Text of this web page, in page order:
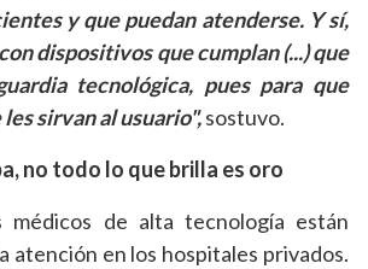
y que puedan atenderse. Y sí,
dispositivos que cumplan (...) que
tecnológica, pues para que
sirvan al usuario",sostuvo.
no todo lo que brilla es oro
médicos de alta tecnología están
atención en los hospitales privados.